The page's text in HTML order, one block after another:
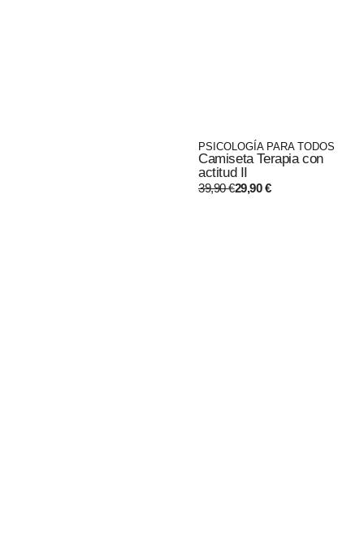
PSICOLOGÍA PARA TODOS
Camiseta Terapia con
actitud II
39,90€29,90€